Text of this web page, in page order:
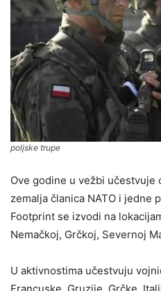
poljske trupe
Ove godine u vežbi učestvuje
zemalja članica NATO i jedne
Footprint se izvodi na
Nemačkoj, Grčkoj, Severnoj
U aktivnostima učestvuju